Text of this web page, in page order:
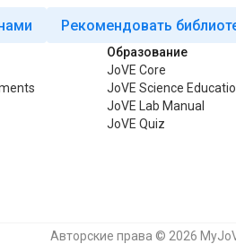
Рекомендовать
Образование
JoVE Core
JoVE Science
JoVE Lab Manual
JoVE Quiz
Авторские права © 2026